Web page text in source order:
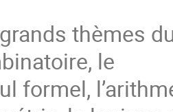
thèmes
le
formel,